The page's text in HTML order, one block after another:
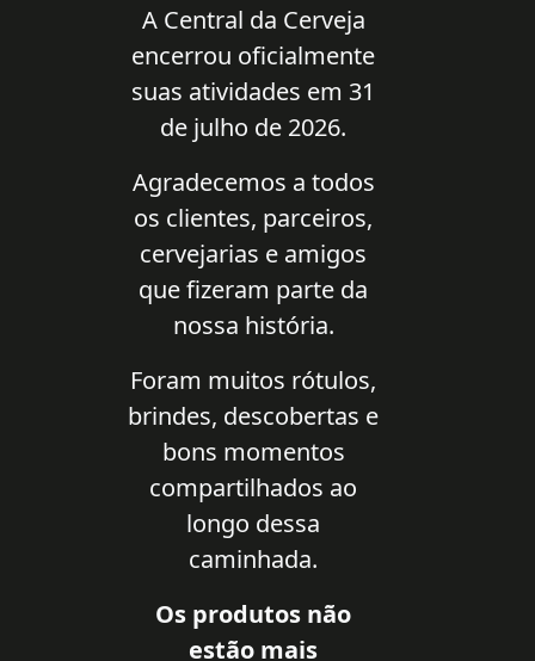
A Central da Cerveja
encerrou oficialmente
suas atividades em 31
de julho de 2026.
Agradecemos a todos
os clientes, parceiros,
cervejarias e amigos
que fizeram parte da
nossa história.
Foram muitos rótulos,
brindes, descobertas e
bons momentos
compartilhados ao
longo dessa
caminhada.
Os produtos não
estão mais